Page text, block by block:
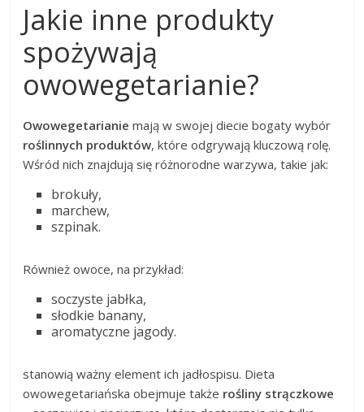
Jakie inne produkty
spożywają
owowegetarianie?
Owowegetarianie mają w swojej diecie bogaty wybór
roślinnych produktów, które odgrywają kluczową rolę.
Wśród nich znajdują się różnorodne warzywa, takie jak:
brokuły,
marchew,
szpinak.
Również owoce, na przykład:
soczyste jabłka,
słodkie banany,
aromatyczne jagody.
stanowią ważny element ich jadłospisu. Dieta
owowegetariańska obejmuje także rośliny strączkowe